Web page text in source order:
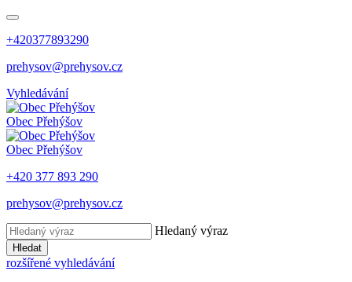
+420377893290
prehysov@prehysov.cz
Vyhledávání
Obec Přehýšov
Obec Přehýšov
+420 377 893 290
prehysov@prehysov.cz
Hledaný výraz
Hledat
rozšířené vyhledávání